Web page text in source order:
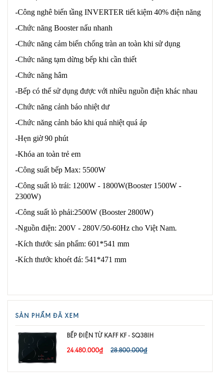
-Công nghê biến tầng INVERTER tiết kiệm 40% điện năng
-Chức năng Booster nấu nhanh
-Chức năng cảm biến chống tràn an toàn khi sử dụng
-Chức năng tạm dừng bếp khi cần thiết
-Chức năng hâm
-Bếp có thể sử dụng được với nhiều nguồn điện khác nhau
-Chức năng cảnh báo nhiệt dư
-Chức năng cảnh báo khi quá nhiệt quá áp
-Hẹn giờ 90 phút
-Khóa an toàn trẻ em
-Công suất bếp Max: 5500W
-Công suất lò trái: 1200W - 1800W(Booster 1500W -
2300W)
-Công suất lò phải:2500W (Booster 2800W)
-Nguồn điện: 200V - 280V/50-60Hz cho Việt Nam.
-Kích thước sản phẩm: 601*541 mm
-Kích thước khoét đá: 541*471 mm
SẢN PHẨM ĐÃ XEM
BẾP ĐIỆN TỪ KAFF KF - SQ38IH
24.480.000₫
28.800.000₫